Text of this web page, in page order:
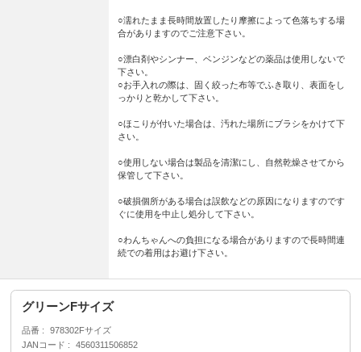
○濡れたまま長時間放置したり摩擦によって色落ちする場
合がありますのでご注意下さい。
○漂白剤やシンナー、ベンジンなどの薬品は使用しないで
下さい。
○お手入れの際は、固く絞った布等でふき取り、表面をし
っかりと乾かして下さい。
○ほこりが付いた場合は、汚れた場所にブラシをかけて下
さい。
○使用しない場合は製品を清潔にし、自然乾燥させてから
保管して下さい。
○破損個所がある場合は誤飲などの原因になりますのです
ぐに使用を中止し処分して下さい。
○わんちゃんへの負担になる場合がありますので長時間連
続での着用はお避け下さい。
グリーンFサイズ
品番
978302Fサイズ
JANコード
4560311506852